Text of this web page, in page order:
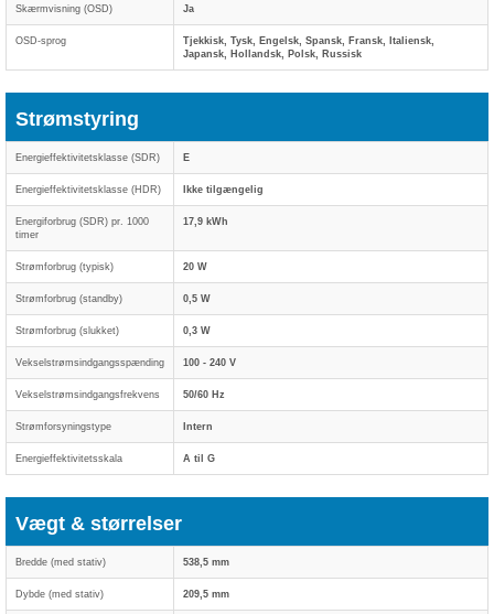
Skærmvisning (OSD) Ja
OSD-sprog
Tjekkisk, Tysk, Engelsk, Spansk, Fransk, Italiensk,
Japansk, Hollandsk, Polsk, Russisk
Strømstyring
Energieffektivitetsklasse (SDR) E
Energieffektivitetsklasse (HDR) Ikke tilgængelig
Energiforbrug (SDR) pr. 1000
timer
17,9 kWh
Strømforbrug (typisk) 20 W
Strømforbrug (standby) 0,5 W
Strømforbrug (slukket) 0,3 W
Vekselstrømsindgangsspænding 100 - 240 V
Vekselstrømsindgangsfrekvens 50/60 Hz
Strømforsyningstype Intern
Energieffektivitetsskala A til G
Vægt & størrelser
Bredde (med stativ) 538,5 mm
Dybde (med stativ) 209,5 mm